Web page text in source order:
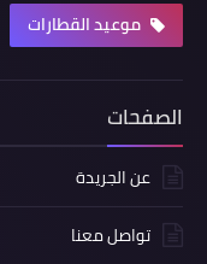
موعيد القطارات
الصفحات
عن الجريدة
تواصل معنا